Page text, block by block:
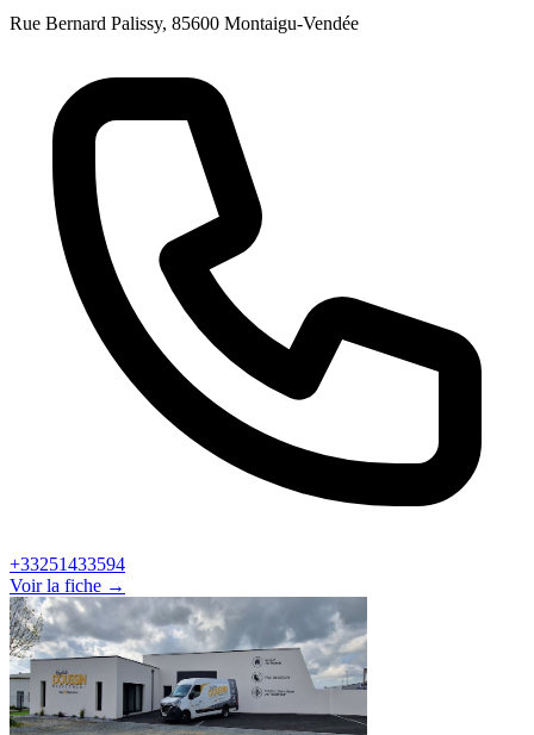
Rue Bernard Palissy, 85600 Montaigu-Vendée
+33251433594
Voir la fiche →